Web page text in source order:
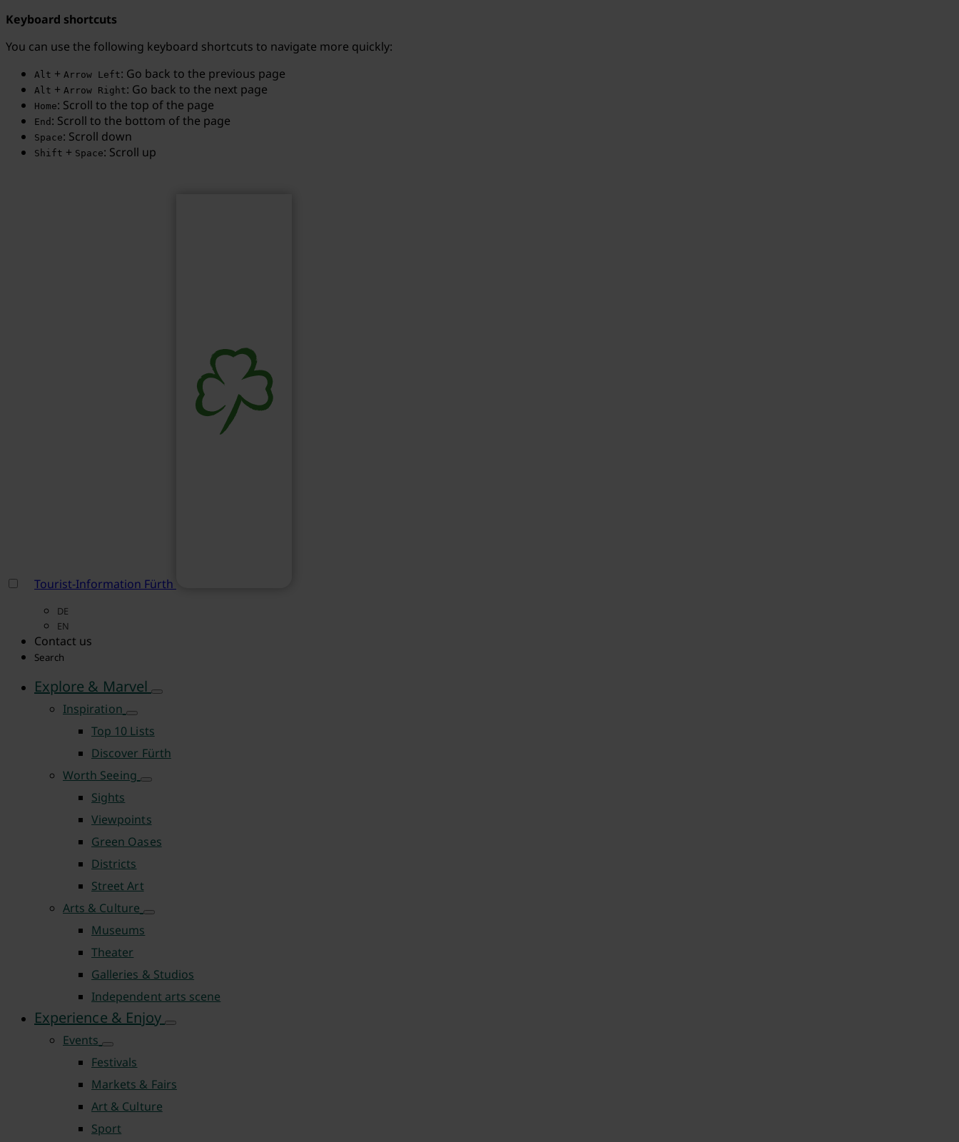
Keyboard shortcuts
You can use the following keyboard shortcuts to navigate more quickly:
Alt + Arrow Left: Go back to the previous page
Alt + Arrow Right: Go back to the next page
Home: Scroll to the top of the page
End : Scroll to the bottom of the page
Space: Scroll down
Shift + Space: Scroll up
Tourist-Information Fürth
DE
EN
Contact us
Search
Explore & Marvel
Inspiration
Top 10 Lists
Discover Fürth
Worth Seeing
Sights
Viewpoints
Green Oases
Districts
Street Art
Arts & Culture
Museums
Theater
Galleries & Studios
Independent arts scene
Experience & Enjoy
Events
Festivals
Markets & Fairs
Art & Culture
Sport
Search term... Search